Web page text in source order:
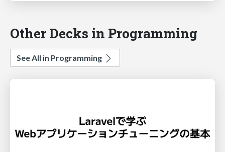
Other Decks in Programming
See All in Programming